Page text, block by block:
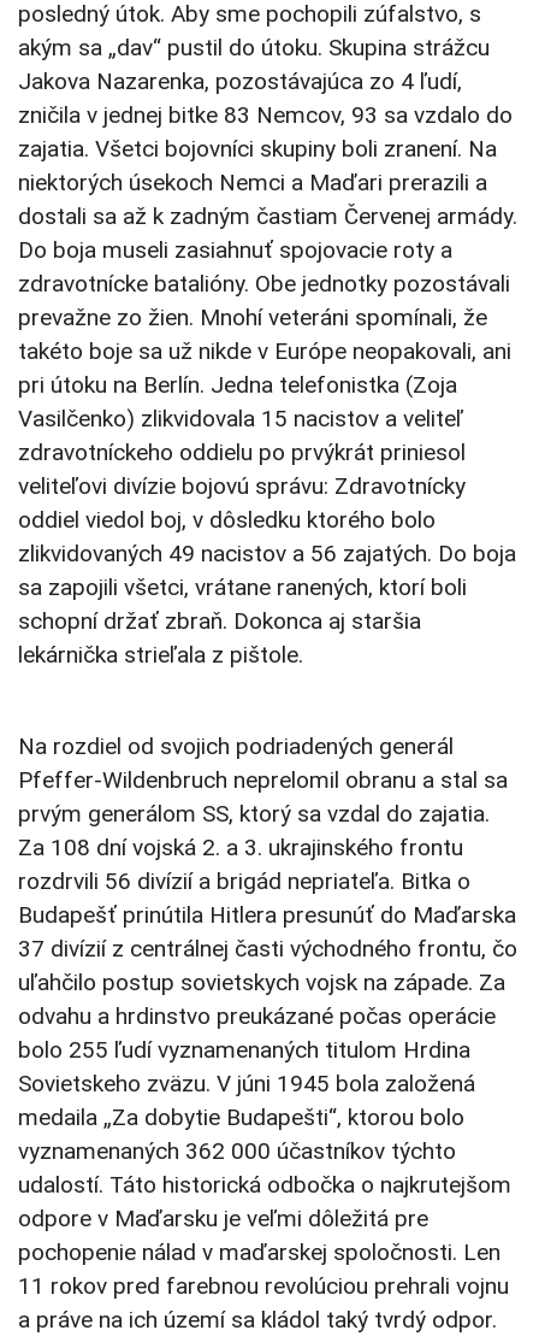
posledný útok. Aby sme pochopili zúfalstvo, s
akým sa „dav“ pustil do útoku. Skupina strážcu
Jakova Nazarenka, pozostávajúca zo 4 ľudí,
zničila v jednej bitke 83 Nemcov, 93 sa vzdalo do
zajatia. Všetci bojovníci skupiny boli zranení. Na
niektorých úsekoch Nemci a Maďari prerazili a
dostali sa až k zadným častiam Červenej armády.
Do boja museli zasiahnuť spojovacie roty a
zdravotnícke batalióny. Obe jednotky pozostávali
prevažne zo žien. Mnohí veteráni spomínali, že
takéto boje sa už nikde v Európe neopakovali, ani
pri útoku na Berlín. Jedna telefonistka (Zoja
Vasilčenko) zlikvidovala 15 nacistov a veliteľ
zdravotníckeho oddielu po prvýkrát priniesol
veliteľovi divízie bojovú správu: Zdravotnícky
oddiel viedol boj, v dôsledku ktorého bolo
zlikvidovaných 49 nacistov a 56 zajatých. Do boja
sa zapojili všetci, vrátane ranených, ktorí boli
schopní držať zbraň. Dokonca aj staršia
lekárnička strieľala z pištole.
Na rozdiel od svojich podriadených generál
Pfeffer-Wildenbruch neprelomil obranu a stal sa
prvým generálom SS, ktorý sa vzdal do zajatia.
Za 108 dní vojská 2. a 3. ukrajinského frontu
rozdrvili 56 divízií a brigád nepriateľa. Bitka o
Budapešť prinútila Hitlera presunúť do Maďarska
37 divízií z centrálnej časti východného frontu, čo
uľahčilo postup sovietskych vojsk na západe. Za
odvahu a hrdinstvo preukázané počas operácie
bolo 255 ľudí vyznamenaných titulom Hrdina
Sovietskeho zväzu. V júni 1945 bola založená
medaila „Za dobytie Budapešti“, ktorou bolo
vyznamenaných 362 000 účastníkov týchto
udalostí. Táto historická odbočka o najkrutejšom
odpore v Maďarsku je veľmi dôležitá pre
pochopenie nálad v maďarskej spoločnosti. Len
11 rokov pred farebnou revolúciou prehrali vojnu
a práve na ich území sa kládol taký tvrdý odpor.